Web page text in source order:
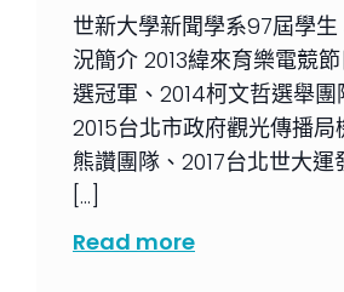
世新大學新聞學系97屆學
況簡介 2013緯來育樂電競
選冠軍、2014柯文哲選舉團
2015台北市政府觀光傳播局
熊讚團隊、2017台北世大運
[…]
Read more